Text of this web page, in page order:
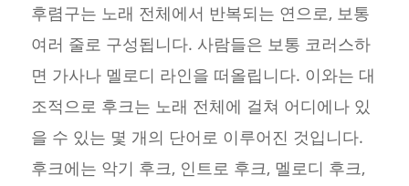
후렴구는 노래 전체에서 반복되는 연으로, 보통
여러 줄로 구성됩니다. 사람들은 보통 코러스하
면 가사나 멜로디 라인을 떠올립니다. 이와는 대
조적으로 후크는 노래 전체에 걸쳐 어디에나 있
을 수 있는 몇 개의 단어로 이루어진 것입니다.
후크에는 악기 후크, 인트로 후크, 멜로디 후크,